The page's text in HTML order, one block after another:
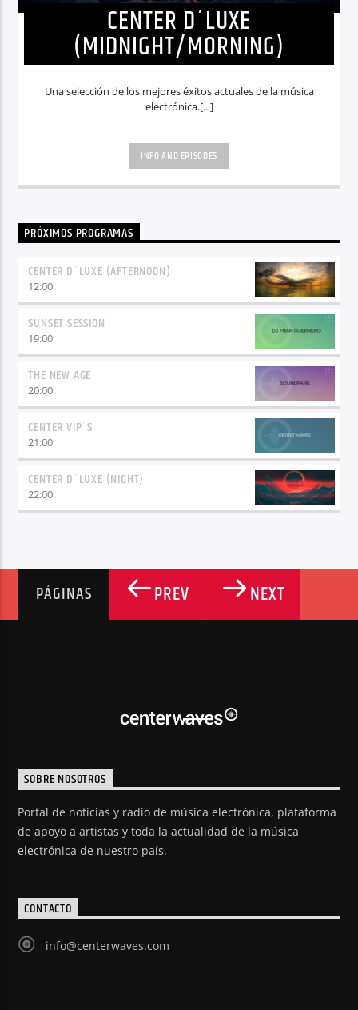
CENTER D´LUXE
(MIDNIGHT/MORNING)
Una selección de los mejores éxitos actuales de la música
electrónica.[...]
INFO AND EPISODES
PRÓXIMOS PROGRAMAS
CENTER D´LUXE (AFTERNOON)
12:00
SUNSET SESSION
19:00
THE NEW AGE
20:00
CENTER VIP´S
21:00
CENTER D´LUXE (NIGHT)
22:00
PÁGINAS PREV NEXT
SOBRE NOSOTROS
Portal de noticias y radio de música electrónica, plataforma
de apoyo a artistas y toda la actualidad de la música
electrónica de nuestro país.
CONTACTO
info@centerwaves.com